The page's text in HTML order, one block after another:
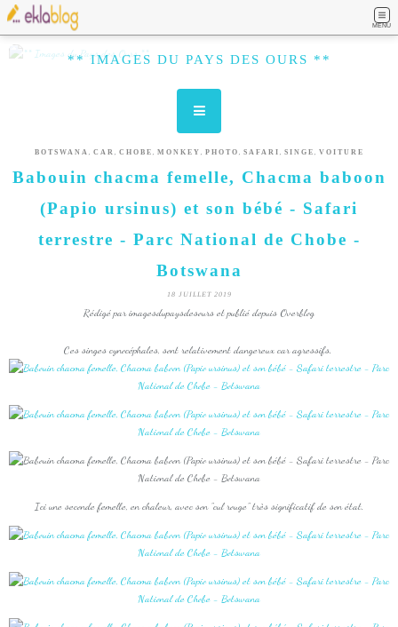
MENU
** IMAGES DU PAYS DES OURS **
BOTSWANA , CAR , CHOBE , MONKEY , PHOTO , SAFARI , SINGE , VOITURE
Babouin chacma femelle, Chacma baboon
(Papio ursinus) et son bébé - Safari
terrestre - Parc National de Chobe -
Botswana
18 JUILLET 2019
Rédigé par imagesdupaysdesours et publié depuis Overblog
Ces singes cynocéphales, sont relativement dangereux car agressifs.
Ici une seconde femelle, en chaleur, avec son "cul rouge" très significatif de son état.